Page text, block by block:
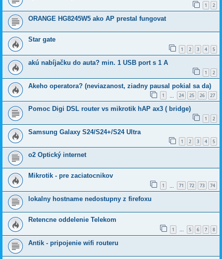
1 2
ORANGE HG8245W5 ako AP prestal fungovat
Star gate
1 2 3 4 5
akú nabíjačku do auta? min. 1 USB port s 1 A
1 2
Akeho operatora? (neviazanost, ziadny pausal pokial sa da)
1 24 25 26 27
Pomoc Digi DSL router vs mikrotik hAP ax3 ( bridge)
1 2
Samsung Galaxy S24/S24+/S24 Ultra
1 2 3 4 5
o2 Optický internet
Mikrotik - pre zaciatocnikov
1 71 72 73 74
lokalny hostname nedostupny z firefoxu
Retencne oddelenie Telekom
1 … 5 6 7 8
Antik - pripojenie wifi routeru